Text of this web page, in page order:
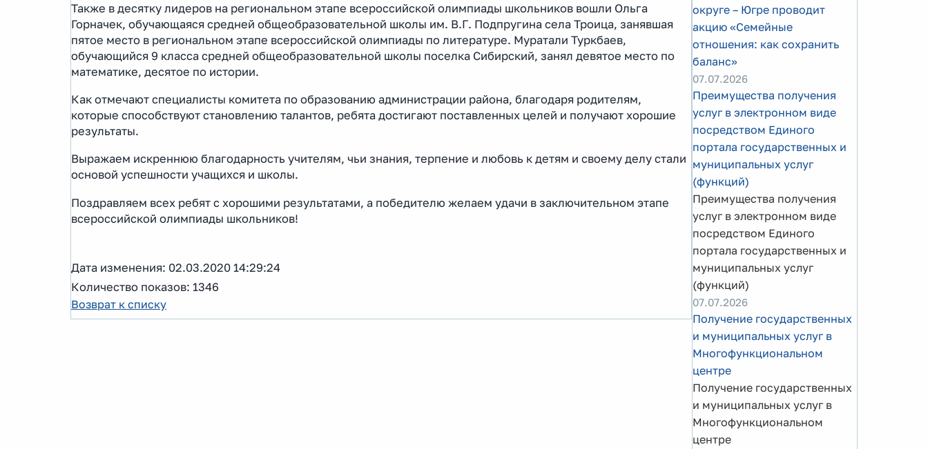
Также в десятку лидеров на региональном этапе всероссийской олимпиады школьников вошли Ольга
Горначек, обучающаяся средней общеобразовательной школы им. В.Г. Подпругина села Троица, занявшая
пятое место в региональном этапе всероссийской олимпиады по литературе. Муратали Туркбаев,
обучающийся 9 класса средней общеобразовательной школы поселка Сибирский, занял девятое место по
математике, десятое по истории.
Как отмечают специалисты комитета по образованию администрации района, благодаря родителям,
которые способствуют становлению талантов, ребята достигают поставленных целей и получают хорошие
результаты.
Выражаем искреннюю благодарность учителям, чьи знания, терпение и любовь к детям и своему делу стали
основой успешности учащихся и школы.
Поздравляем всех ребят с хорошими результатами, а победителю желаем удачи в заключительном этапе
всероссийской олимпиады школьников!
Дата изменения: 02.03.2020 14:29:24
Количество показов: 1346
Возврат к списку
округе – Югре проводит
акцию «Семейные
отношения: как сохранить
баланс»
07.07.2026
Преимущества получения
услуг в электронном виде
посредством Единого
портала государственных и
муниципальных услуг
(функций)
Преимущества получения
услуг в электронном виде
посредством Единого
портала государственных и
муниципальных услуг
(функций)
07.07.2026
Получение государственных
и муниципальных услуг в
Многофункциональном
центре
Получение государственных
и муниципальных услуг в
Многофункциональном
центре